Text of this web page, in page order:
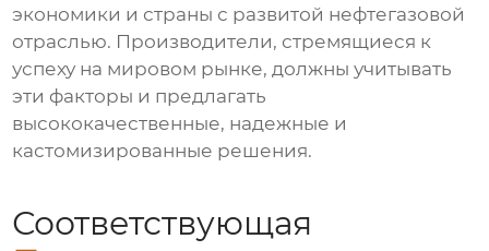
экономики и страны с развитой нефтегазовой
отраслью. Производители, стремящиеся к
успеху на мировом рынке, должны учитывать
эти факторы и предлагать
высококачественные, надежные и
кастомизированные решения.
Соответствующая